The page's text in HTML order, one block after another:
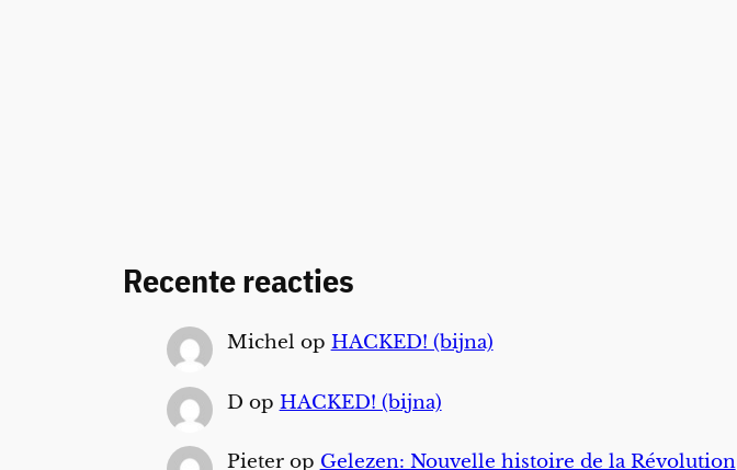
Recente reacties
Michel op HACKED! (bijna)
D op HACKED! (bijna)
Pieterop Gelezen: Nouvelle histoire de la Révolution